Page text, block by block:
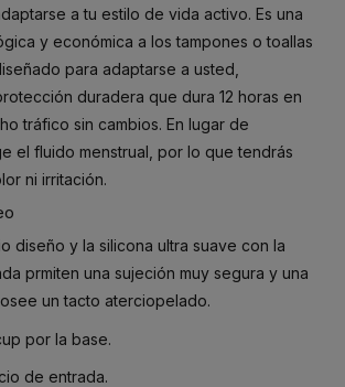
a tu estilo de vida activo. Es una
y económica a los tampones o toallas
para adaptarse a usted,
duradera que dura 12 horas en
tráfico sin cambios. En lugar de
el fluido menstrual, por lo que tendrás
ni irritación.
diseño y la silicona ultra suave con la
prmiten una sujeción muy segura y una
un tacto aterciopelado.
por la base.
de entrada.